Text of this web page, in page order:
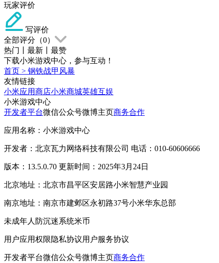
玩家评价
写评价
全部评分（0）
热门
最新
最赞
下载小米游戏中心，参与互动！
首页 > 钢铁战甲风暴
友情链接
小米应用商店小米商城英雄互娱
小米游戏中心
开发者平台微信公众号微博主页商务合作
应用名称：小米游戏中心
开发者：北京瓦力网络科技有限公司 电话：010-60606666
版本：13.5.0.70 更新时间：2025年3月24日
北京地址：北京市昌平区安居路小米智慧产业园
南京地址：南京市建邺区永初路37号小米华东总部
未成年人防沉迷系统米币
用户应用权限隐私协议用户服务协议
开发者平台微信公众号微博主页商务合作